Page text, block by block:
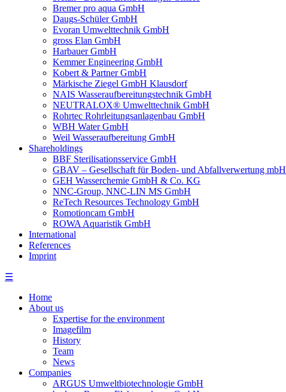
Bremer pro aqua GmbH
Daugs-Schüler GmbH
Evoran Umwelt­technik GmbH
gross Elan GmbH
Harbauer GmbH
Kemmer Engineering GmbH
Kobert & Partner GmbH
Märkische Ziegel GmbH Klausdorf
NAIS Wasseraufbereitungstechnik GmbH
NEUTRALOX® Umwelttechnik GmbH
Rohrtec Rohrleitungsanlagenbau GmbH
WBH Water GmbH
Weil Wasseraufbereitung GmbH
Shareholdings
BBF Sterilisationsservice GmbH
GBAV – Gesellschaft für Boden- und Abfallverwertung mbH
GEH Wasserchemie GmbH & Co. KG
NNC-Group, NNC-LIN MS GmbH
ReTech Resources Technology GmbH
Romotioncam GmbH
ROWA Aquaristik GmbH
International
References
Imprint
☰
Home
About us
Expertise for the environment
Imagefilm
History
Team
News
Companies
ARGUS Umweltbiotechnologie GmbH